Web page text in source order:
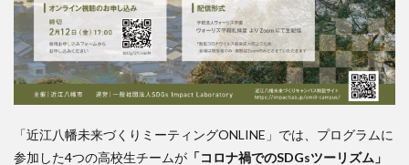
「近江八幡未来づくりミーティングONLINE」では、プログラムに
参加した4つの高校生チームが 「コロナ禍でのSDGsツーリズム」